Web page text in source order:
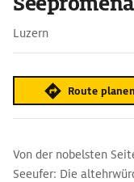
Luzern
Route planen
Von der nobelsten
Seeufer: Die